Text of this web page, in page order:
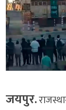
जयपुर.